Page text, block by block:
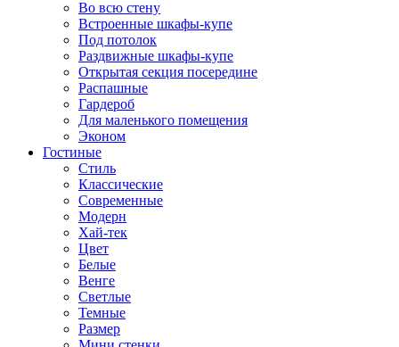
Во всю стену
Встроенные шкафы-купе
Под потолок
Раздвижные шкафы-купе
Открытая секция посередине
Распашные
Гардероб
Для маленького помещения
Эконом
Гостиные
Стиль
Классические
Современные
Модерн
Хай-тек
Цвет
Белые
Венге
Светлые
Темные
Размер